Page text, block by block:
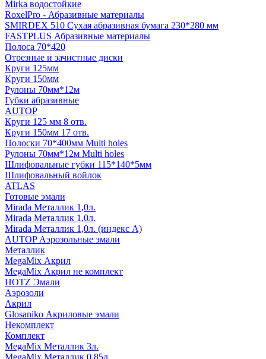
Mirka водостойкие
RoxelPro - Абразивные материалы
SMIRDEX 510 Сухая абразивная бумага 230*280 мм
FASTPLUS Абразивные материалы
Полоса 70*420
Отрезные и зачистные диски
Круги 125мм
Круги 150мм
Рулоны 70мм*12м
Губки абразивные
AUTOP
Круги 125 мм 8 отв.
Круги 150мм 17 отв.
Полоски 70*400мм Multi holes
Рулоны 70мм*12м Multi holes
Шлифовальные губки 115*140*5мм
Шлифовальный войлок
ATLAS
Готовые эмали
Mirada Металлик 1,0л.
Mirada Металлик 1,0л.
Mirada Металлик 1,0л. (индекс А)
AUTOP Аэрозольные эмали
Металлик
MegaMix Акрил
MegaMix Акрил не комплект
HOTZ Эмали
Аэрозоли
Акрил
Glosaniko Акриловые эмали
Некомплект
Комплект
MegaMix Металлик 3л.
MegaMix Металлик 0,85л.